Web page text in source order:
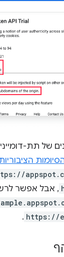
של תת-
, אבל אפשר
https://
.